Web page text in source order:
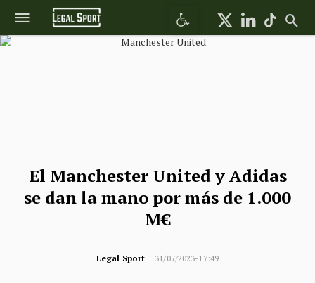
Abrir barra de herramientas
El Manchester United y Adidas
se dan la mano por más de 1.000
M€
Legal Sport 31/07/2023-17:49